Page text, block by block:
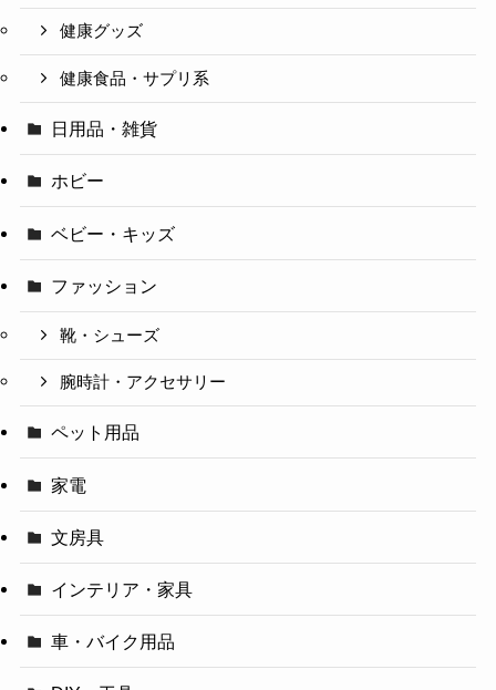
健康グッズ
健康食品・サプリ系
日用品・雑貨
ホビー
ベビー・キッズ
ファッション
靴・シューズ
腕時計・アクセサリー
ペット用品
家電
文房具
インテリア・家具
車・バイク用品